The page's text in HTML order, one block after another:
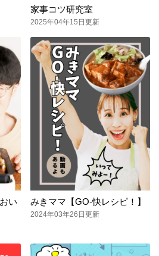
家事コツ研究室
2025年04年15日更新
い
みきママ【GO-快レシピ！】
2024年03年26日更新